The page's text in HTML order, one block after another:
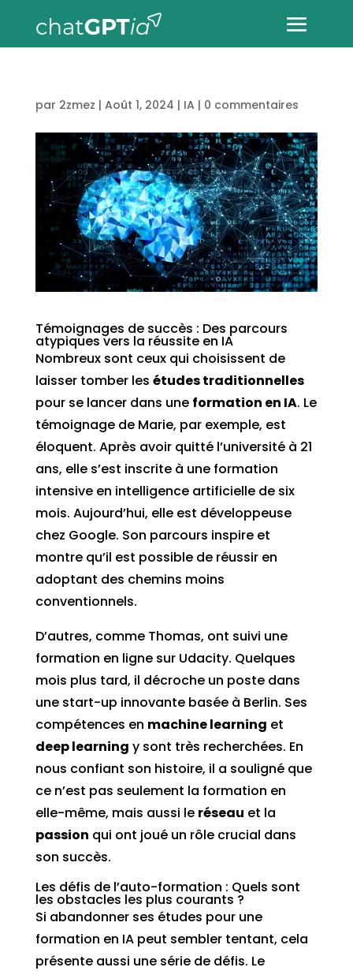
par 2zmez | Août 1, 2024 | IA | 0 commentaires
Témoignages de succès : Des parcours
atypiques vers la réussite en IA
Nombreux sont ceux qui choisissent de
laisser tomber les études traditionnelles
pour se lancer dans une formation en IA. Le
témoignage de Marie, par exemple, est
éloquent. Après avoir quitté l’université à 21
ans, elle s’est inscrite à une formation
intensive en intelligence artificielle de six
mois. Aujourd’hui, elle est développeuse
chez Google. Son parcours inspire et
montre qu’il est possible de réussir en
adoptant des chemins moins
conventionnels.
D’autres, comme Thomas, ont suivi une
formation en ligne sur Udacity. Quelques
mois plus tard, il décroche un poste dans
une start-up innovante basée à Berlin. Ses
compétences en machine learning et
deep learning y sont très recherchées. En
nous confiant son histoire, il a souligné que
ce n’est pas seulement la formation en
elle-même, mais aussi le réseau et la
passion qui ont joué un rôle crucial dans
son succès.
Les défis de l’auto-formation : Quels sont
les obstacles les plus courants ?
Si abandonner ses études pour une
formation en IA peut sembler tentant, cela
présente aussi une série de défis. Le